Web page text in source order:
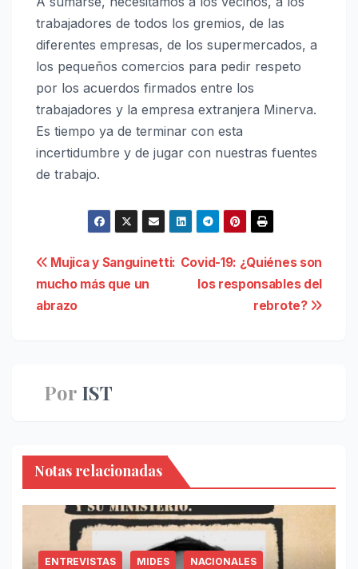
trabajadores de todos los gremios, de las
diferentes empresas, de los supermercados, a
los pequeños comercios para pedir respeto
por los acuerdos firmados entre los
trabajadores y la empresa extranjera Minerva.
Es tiempo ya de terminar con esta
incertidumbre y de jugar con nuestras fuentes
de trabajo.
Navegación
de
Covid-19: ¿Quiénes son
los responsables del
rebrote?
Mujica y Sanguinetti:
mucho más que un
abrazo
Por IST
Notas relacionadas
ENTREVISTAS MIDES NACIONALES